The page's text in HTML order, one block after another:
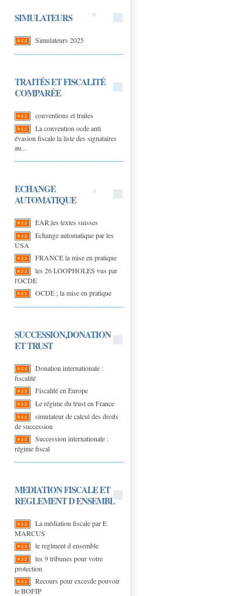
SIMULATEURS
Simulateurs 2025
TRAITÉS ET FISCALITÉ
COMPARÉE
conventions et traites
La convention ocde anti
évasion fiscale la liste des signataires
au...
ECHANGE
AUTOMATIQUE
EAR;les textes suisses
Echange automatique par les
USA
FRANCE la mise en pratique
les 26 LOOPHOLES vus par
l'OCDE
OCDE ; la mise en pratique
SUCCESSION,DONATION
ET TRUST
Donation internationale :
fiscalité
Fiscalité en Europe
Le régime du trust en France
simulateur de calcul des droits
de succession
Succession internationale :
régime fiscal
MEDIATION FISCALE ET
REGLEMENT D ENSEMBL
La médiation fiscale par E
MARCUS
le reglment d ensemble
les 9 tribunes pour votre
protection
Recours pour excesde pouvoir
le BOFIP